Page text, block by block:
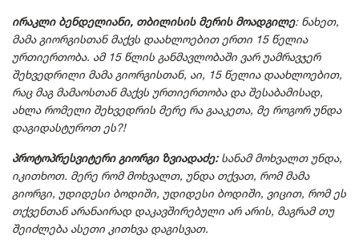
ირაკლი ბენდელიანი, თბილისის მერის მოადგილე: ნახეთ,
მამა გიორგისთან მაქვს დაახლოებით ერთი 15 წელია
ურთიერთობა. ამ 15 წლის განმავლობაში ვარ უამრავჯერ
შეხვედრილი მამა გიორგისთან, აი, 15 წელია დაახლოებით,
რაც მაგ მამაოსთან მაქვს ურთიერთობა და შესაბამისად,
ახლა რომელი შეხვედრის მერე რა გააკეთა, მე როგორ უნდა
დაგიდასტუროთ ეს?!
პროტოპრესვიტერი გიორგი ზვიადაძე: სანამ მოხვალთ უნდა,
იკითხოთ. მერე რომ მოხვალთ, უნდა თქვათ, რომ მამა
გიორგი, უდიდესი ბოდიში, უდიდესი ბოდიში, ვიცით, რომ ეს
თქვენთან არანაირად დაკავშირებული არ არის, მაგრამ თუ
შეიძლება ასეთი კითხვა დაგისვათ.